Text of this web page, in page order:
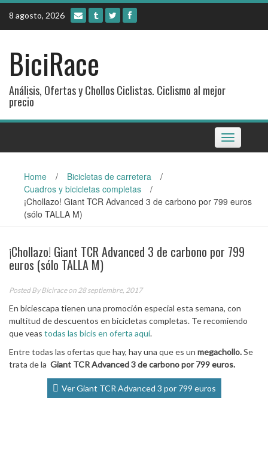
Skip
content
8 agosto, 2026
BiciRace
Análisis, Ofertas y Chollos Ciclistas. Ciclismo al mejor
precio
Toggle
navigation
Home / Bicicletas de carretera
/
Cuadros y bicicletas completas
/
¡Chollazo! Giant TCR Advanced 3 de carbono por 799 euros
(sólo TALLA M)
¡Chollazo! Giant TCR Advanced 3 de carbono por 799
euros (sólo TALLA M)
Posted ByBiciraceon 28 septiembre, 2017
En biciescapa tienen una promoción especial esta semana, con
multitud de descuentos en bicicletas completas. Te recomiendo
que veas todas las bicis en oferta aquí.
Entre todas las ofertas que hay, hay una que es un megachollo.Se
trata de la Giant TCR Advanced 3 de carbono por 799 euros.
Ver Giant TCR Advanced 3 por 799 euros